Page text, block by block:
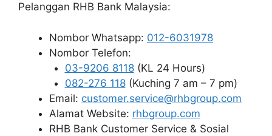
Pelanggan RHB Bank Malaysia:
Nombor Whatsapp: 012-6031978
Nombor Telefon:
03-9206 8118(KL 24 Hours)
082-276 118(Kuching 7 am – 7 pm)
Email: customer.service@rhbgroup.com
Alamat Website: rhbgroup.com
RHB Bank Customer Service & Sosial